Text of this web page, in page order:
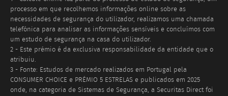
processo em que recolhemos informações online sobre as
necessidades de segurança do utilizador, realizamos uma chamada
telefónica para analisar as informações sensíveis e concluímos com
um estudo de segurança na casa do utilizador.
2 - Este prémio é da exclusiva responsabilidade da entidade que o
atribuiu.
3 - Fonte: Estudos de mercado realizados em Portugal pela
CONSUMER CHOICE e PRÉMIO 5 ESTRELAS e publicados em 2025
onde, na categoria de Sistemas de Segurança, a Securitas Direct foi